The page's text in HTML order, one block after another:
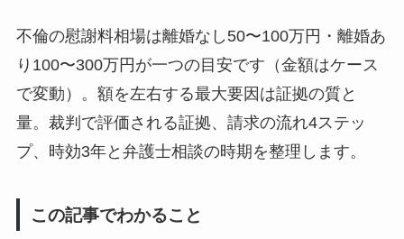
不倫の慰謝料相場は離婚なし50〜100万円・離婚あ
り100〜300万円が一つの目安です（金額はケース
で変動）。額を左右する最大要因は証拠の質と
量。裁判で評価される証拠、請求の流れ4ステッ
プ、時効3年と弁護士相談の時期を整理します。
この記事でわかること